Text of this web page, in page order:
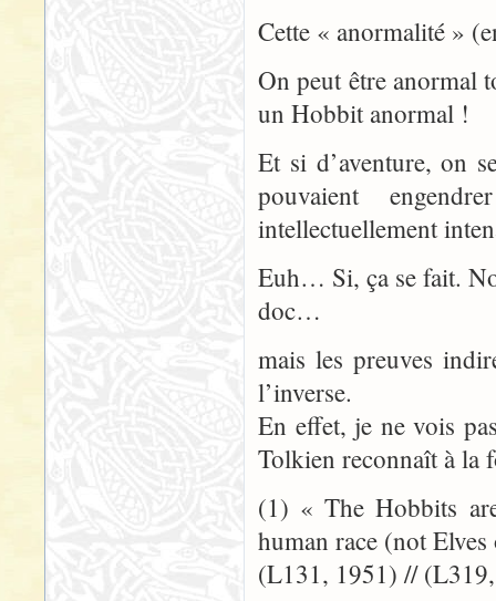
Cette « anormalité »
On peut être anormal
un Hobbit anormal !
Et si d’aventure, on
pouvaient
intellectuellement
Euh… Si, ça se fait.
doc…
mais les preuves
l’inverse.
En effet, je ne vois
Tolkien reconnaît à la
(1) « The Hobbits
human race (not
(L131, 1951) //